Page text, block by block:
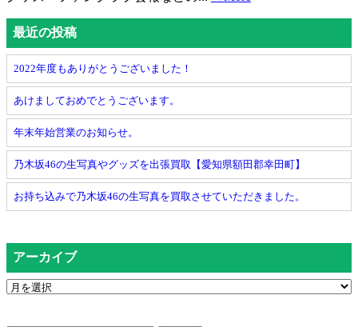
最近の投稿
2022年度もありがとうございました！
あけましておめでとうございます。
年末年始営業のお知らせ。
乃木坂46の生写真やグッズを出張買取【愛知県額田郡幸田町】
お持ち込みで乃木坂46の生写真を買取させていただきました。
アーカイブ